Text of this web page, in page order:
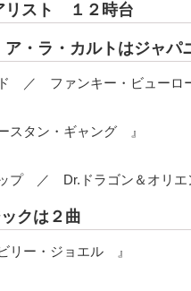
スト １２時台
・ラ・カルトはジャパ
ド ／ ファンキー・ビュー
タン・ギャング 』
プ ／ Dr.ドラゴン＆オリ
クは２曲
ー・ジョエル 』